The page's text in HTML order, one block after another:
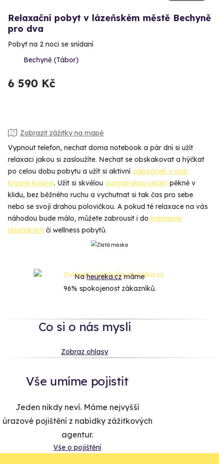
Relaxační pobyt v lázeňském městě Bechyně
pro dva
Pobyt na 2 noci se snídaní
Bechyně (Tábor)
6 590 Kč
Zobrazit zážitky na mapě
Vypnout telefon, nechat doma notebook a pár dní si užít
relaxaci jakou si zasloužíte. Nechat se obskakovat a hýčkat
po celou dobu pobytu a užít si aktivní odpočinek v naší
krásné krajině. Užít si skvělou gurmánskou večeři pěkně v
klidu, bez běžného ruchu a vychutnat si tak čas pro sebe
nebo se svojí drahou polovičkou. A pokud té relaxace na vás
náhodou bude málo, můžete zabrousit i do kategorie
lázeňských či wellness pobytů.
Naheureka.czmáme
96% spokojenost zákazníků.
Co si o nás myslí
Zobraz ohlasy
Vše umíme pojistit
Jeden nikdy neví. Máme nejvyšší
úrazové pojištění z nabídky zážitkových
agentur.
Vše o pojištění